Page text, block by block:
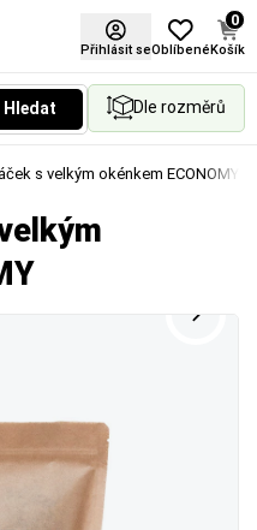
Přihlásit seOblíbené
0
Košík
Hledat Dle rozměrů
s velkým okénkem ECONOMY
v
kapacity balení.
v milimetrech.